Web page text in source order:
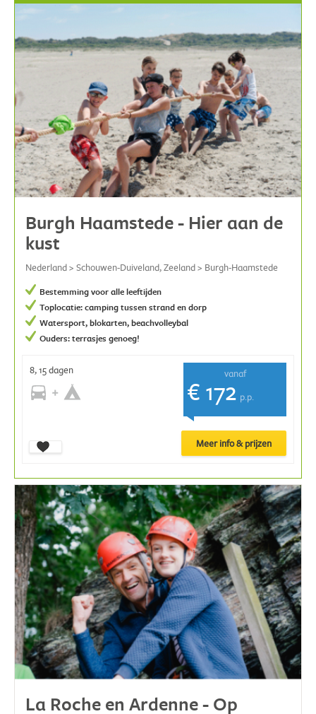
Burgh Haamstede - Hier aan de
kust
Nederland > Schouwen-Duiveland, Zeeland > Burgh-Haamstede
Bestemming voor alle leeftijden
Toplocatie: camping tussen strand en dorp
Watersport, blokarten, beachvolleybal
Ouders: terrasjes genoeg!
vanaf
€ 172 p.p.
8, 15 dagen
Meer info & prijzen
La Roche en Ardenne - Op